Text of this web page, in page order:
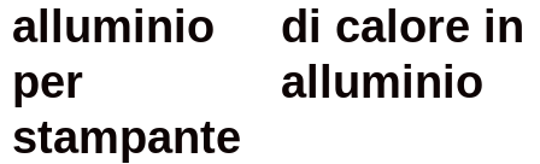
alluminio
per
stampante
di calore in
alluminio